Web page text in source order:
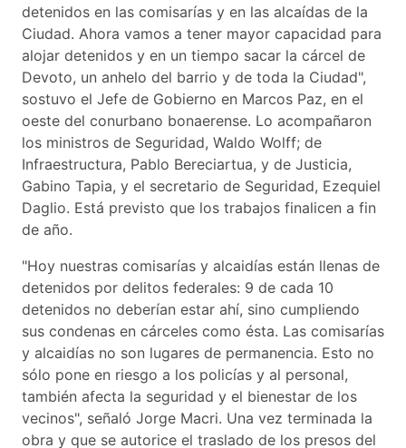
detenidos en las comisarías y en las alcaídas de la
Ciudad. Ahora vamos a tener mayor capacidad para
alojar detenidos y en un tiempo sacar la cárcel de
Devoto, un anhelo del barrio y de toda la Ciudad",
sostuvo el Jefe de Gobierno en Marcos Paz, en el
oeste del conurbano bonaerense. Lo acompañaron
los ministros de Seguridad, Waldo Wolff; de
Infraestructura, Pablo Bereciartua, y de Justicia,
Gabino Tapia, y el secretario de Seguridad, Ezequiel
Daglio. Está previsto que los trabajos finalicen a fin
de año.
"Hoy nuestras comisarías y alcaidías están llenas de
detenidos por delitos federales: 9 de cada 10
detenidos no deberían estar ahí, sino cumpliendo
sus condenas en cárceles como ésta. Las comisarías
y alcaidías no son lugares de permanencia. Esto no
sólo pone en riesgo a los policías y al personal,
también afecta la seguridad y el bienestar de los
vecinos", señaló Jorge Macri. Una vez terminada la
obra y que se autorice el traslado de los presos del